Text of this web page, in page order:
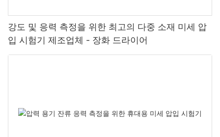
강도 및 응력 측정을 위한 최고의 다중 소재 미세 압
입 시험기 제조업체 - 장화 드라이어